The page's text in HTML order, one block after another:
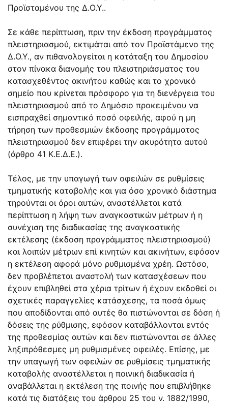
Προϊσταμένου της Δ.Ο.Υ..
Σε κάθε περίπτωση, πριν την έκδοση προγράμματος
πλειστηριασμού, εκτιμάται από τον Προϊστάμενο της
Δ.Ο.Υ., αν πιθανολογείται η κατάταξη του Δημοσίου
στον πίνακα διανομής του πλειστηριάσματος του
κατασχεθέντος ακινήτου καθώς και το χρονικό
σημείο που κρίνεται πρόσφορο για τη διενέργεια του
πλειστηριασμού από το Δημόσιο προκειμένου να
εισπραχθεί σημαντικό ποσό οφειλής, αφού η μη
τήρηση των προθεσμιών έκδοσης προγράμματος
πλειστηριασμού δεν επιφέρει την ακυρότητα αυτού
(άρθρο 41 Κ.Ε.Δ.Ε.).
Τέλος, με την υπαγωγή των οφειλών σε ρυθμίσεις
τμηματικής καταβολής και για όσο χρονικό διάστημα
τηρούνται οι όροι αυτών, αναστέλλεται κατά
περίπτωση η λήψη των αναγκαστικών μέτρων ή η
συνέχιση της διαδικασίας της αναγκαστικής
εκτέλεσης (έκδοση προγράμματος πλειστηριασμού)
και λοιπών μέτρων επί κινητών και ακινήτων, εφόσον
η εκτέλεση αφορά μόνο ρυθμισμένα χρέη. Ωστόσο,
δεν προβλέπεται αναστολή των κατασχέσεων που
έχουν επιβληθεί στα χέρια τρίτων ή έχουν εκδοθεί οι
σχετικές παραγγελίες κατάσχεσης, τα ποσά όμως
που αποδίδονται από αυτές θα πιστώνονται σε δόση ή
δόσεις της ρύθμισης, εφόσον καταβάλλονται εντός
της προθεσμίας αυτών και δεν πιστώνονται σε άλλες
ληξιπρόθεσμες μη ρυθμισμένες οφειλές. Επίσης, με
την υπαγωγή των οφειλών σε ρυθμίσεις τμηματικής
καταβολής αναστέλλεται η ποινική διαδικασία ή
αναβάλλεται η εκτέλεση της ποινής που επιβλήθηκε
κατά τις διατάξεις του άρθρου 25 του ν. 1882/1990,